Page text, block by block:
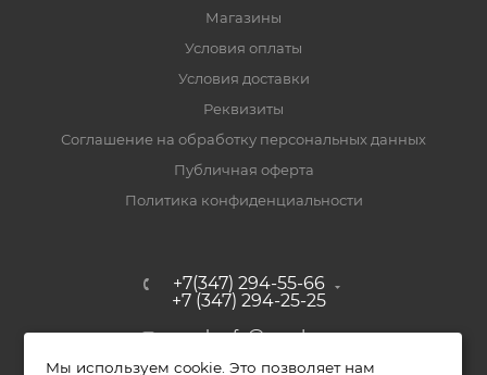
Магазины
Условия оплаты
Условия доставки
Реквизиты
Соглашение на обработку персональных данных
Публичная оферта
Политика конфиденциальности
+7(347) 294-55-66
+7 (347) 294-25-25
upak-ufa@yandex.ru
Мы используем cookie. Это позволяет нам